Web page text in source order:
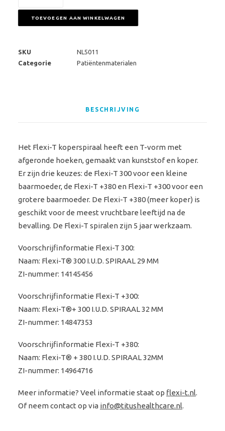
Flexi-TOEVOEGEN AAN WINKELWAGEN
SKU
NL5011
Categorie
Patiëntenmaterialen
BESCHRIJVING
Het Flexi-T koperspiraal heeft een T-vorm met
afgeronde hoeken, gemaakt van kunststof en koper.
Er zijn drie keuzes: de Flexi-T 300 voor een kleine
baarmoeder, de Flexi-T +380 en Flexi-T +300 voor een
grotere baarmoeder. De Flexi-T +380 (meer koper) is
geschikt voor de meest vruchtbare leeftijd na de
bevalling. De Flexi-T spiralen zijn 5 jaar werkzaam.
Voorschrijfinformatie Flexi-T 300:
Naam: Flexi-T® 300 I.U.D. SPIRAAL 29 MM
ZI-nummer: 14145456
Voorschrijfinformatie Flexi-T +300:
Naam: Flexi-T®+ 300 I.U.D. SPIRAAL 32 MM
ZI-nummer: 14847353
Voorschrijfinformatie Flexi-T +380:
Naam: Flexi-T® + 380 I.U.D. SPIRAAL 32MM
ZI-nummer: 14964716
Meer informatie? Veel informatie staat op flexi-t.nl.
Of neem contact op via info@titushealthcare.nl.